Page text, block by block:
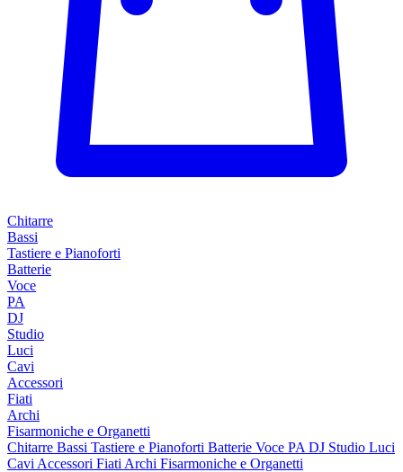
Chitarre
Bassi
Tastiere e Pianoforti
Batterie
Voce
PA
DJ
Studio
Luci
Cavi
Accessori
Fiati
Archi
Fisarmoniche e Organetti
Chitarre Bassi Tastiere e Pianoforti Batterie Voce PA DJ Studio Luci
Cavi Accessori Fiati Archi Fisarmoniche e Organetti